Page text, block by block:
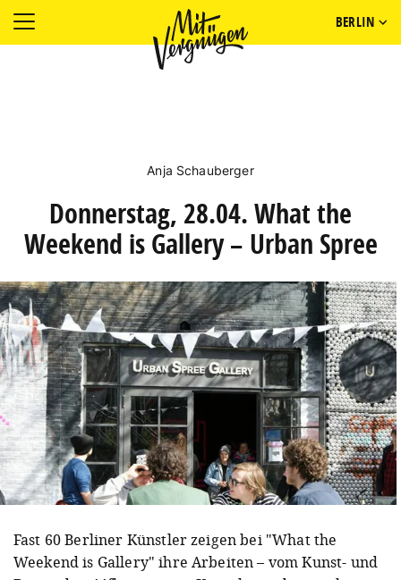
BERLIN
Anja Schauberger
Donnerstag, 28.04. What the
Weekend is Gallery – Urban Spree
Fast 60 Berliner Künstler zeigen bei "What the
Weekend is Gallery" ihre Arbeiten – vom Kunst- und